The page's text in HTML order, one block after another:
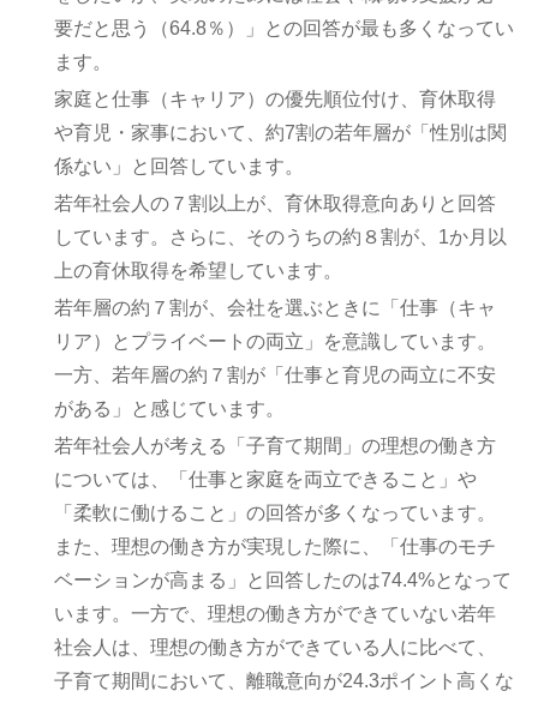
要だと思う（64.8％）」との回答が最も多くなってい
ます。
家庭と仕事（キャリア）の優先順位付け、育休取得
や育児・家事において、約7割の若年層が「性別は関
係ない」と回答しています。
若年社会人の７割以上が、育休取得意向ありと回答
しています。さらに、そのうちの約８割が、1か月以
上の育休取得を希望しています。
若年層の約７割が、会社を選ぶときに「仕事（キャ
リア）とプライベートの両立」を意識しています。
一方、若年層の約７割が「仕事と育児の両立に不安
がある」と感じています。
若年社会人が考える「子育て期間」の理想の働き方
については、「仕事と家庭を両立できること」や
「柔軟に働けること」の回答が多くなっています。
また、理想の働き方が実現した際に、「仕事のモチ
ベーションが高まる」と回答したのは74.4%となって
います。一方で、理想の働き方ができていない若年
社会人は、理想の働き方ができている人に比べて、
子育て期間において、離職意向が24.3ポイント高くな